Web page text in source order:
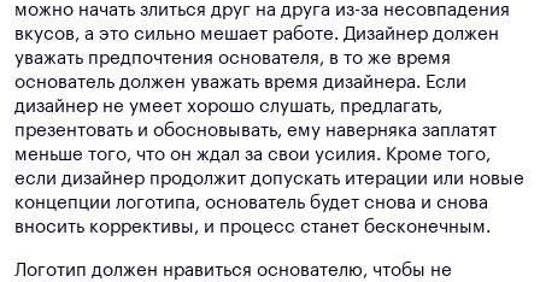
можно начать злиться друг на друга из-за несовпадения
вкусов, а это сильно мешает работе. Дизайнер должен
уважать предпочтения основателя, в то же время
основатель должен уважать время дизайнера. Если
дизайнер не умеет хорошо слушать, предлагать,
презентовать и обосновывать, ему наверняка заплатят
меньше того, что он ждал за свои усилия. Кроме того,
если дизайнер продолжит допускать итерации или новые
концепции логотипа, основатель будет снова и снова
вносить коррективы, и процесс станет бесконечным.
Логотип должен нравиться основателю, чтобы не